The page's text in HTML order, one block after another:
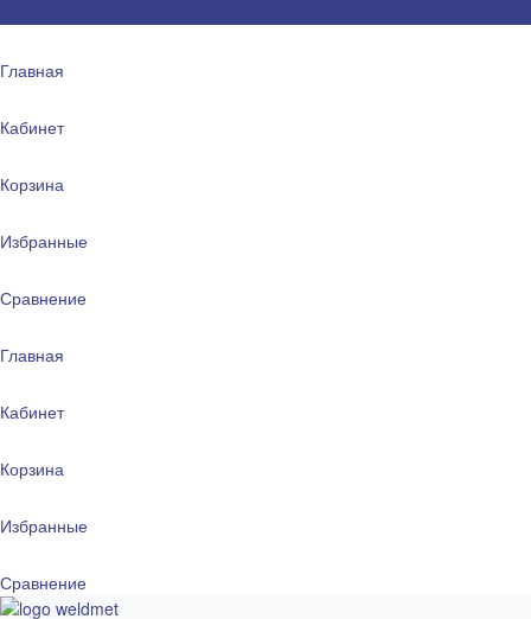
Главная
Кабинет
Корзина
Избранные
Сравнение
Главная
Кабинет
Корзина
Избранные
Сравнение